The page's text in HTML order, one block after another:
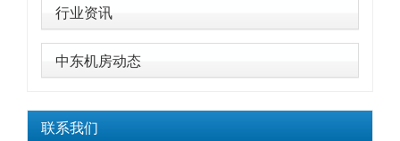
行业资讯
中东机房动态
联系我们